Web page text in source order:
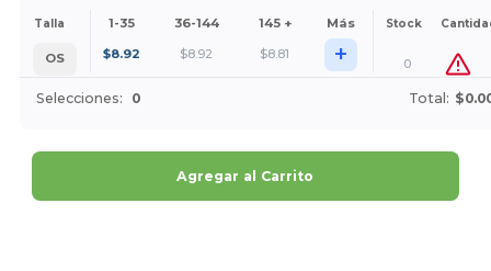
Talla 1-35 36-144 145 + Más Stock
OS $8.92 $8.92 $8.81 + 0
Selecciones: 0 Total:
Agregar al Carrito